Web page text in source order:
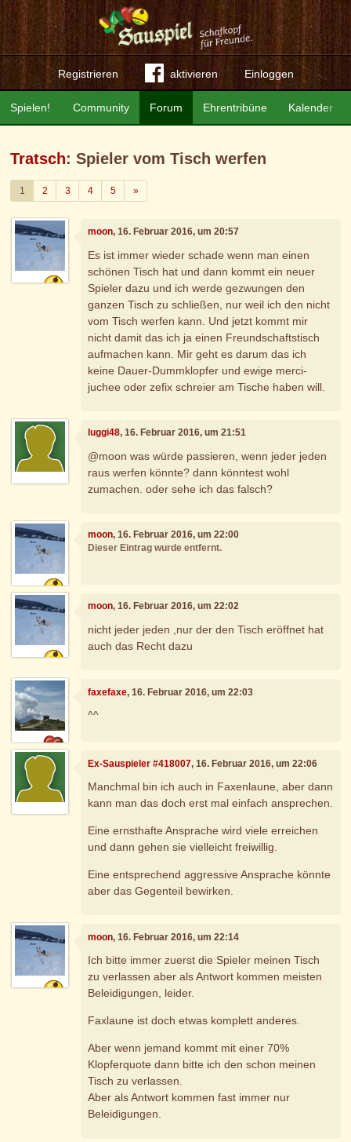
Registrieren aktivieren Einloggen
Community Forum Ehrentribüne Kalender
Spielen!
Tratsch: Spieler vom Tisch werfen
1 2 3 4 5 »Weiter
moon, 16. Februar 2016, um 20:57
Es ist immer wieder schade wenn man einen
schönen Tisch hat und dann kommt ein neuer
Spieler dazu und ich werde gezwungen den
ganzen Tisch zu schließen, nur weil ich den nicht
vom Tisch werfen kann. Und jetzt kommt mir
nicht damit das ich ja einen Freundschaftstisch
aufmachen kann. Mir geht es darum das ich
keine Dauer-Dummklopfer und ewige merci-
juchee oder zefix schreier am Tische haben will.
luggi48, 16. Februar 2016, um 21:51
@moon was würde passieren, wenn jeder jeden
raus werfen könnte? dann könntest wohl
zumachen. oder sehe ich das falsch?
moon, 16. Februar 2016, um 22:00
Dieser Eintrag wurde entfernt.
moon, 16. Februar 2016, um 22:02
nicht jeder jeden ,nur der den Tisch eröffnet hat
auch das Recht dazu
faxefaxe, 16. Februar 2016, um 22:03
^^
Ex-Sauspieler #418007, 16. Februar 2016, um 22:06
Manchmal bin ich auch in Faxenlaune, aber dann
kann man das doch erst mal einfach ansprechen.
Eine ernsthafte Ansprache wird viele erreichen
und dann gehen sie vielleicht freiwillig.
Eine entsprechend aggressive Ansprache könnte
aber das Gegenteil bewirken.
moon, 16. Februar 2016, um 22:14
Ich bitte immer zuerst die Spieler meinen Tisch
zu verlassen aber als Antwort kommen meisten
Beleidigungen, leider.
Faxlaune ist doch etwas komplett anderes.
Aber wenn jemand kommt mit einer 70%
Klopferquote dann bitte ich den schon meinen
Tisch zu verlassen.
Aber als Antwort kommen fast immer nur
Beleidigungen.